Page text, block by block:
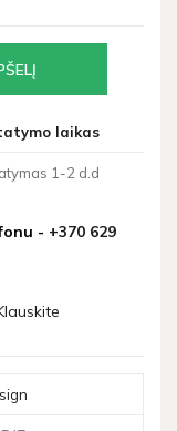
laikas
1-2 d.d
- +370 629